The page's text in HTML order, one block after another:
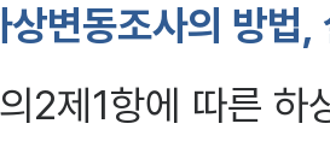
변동조사의 방법,
2제1항에 따른 하